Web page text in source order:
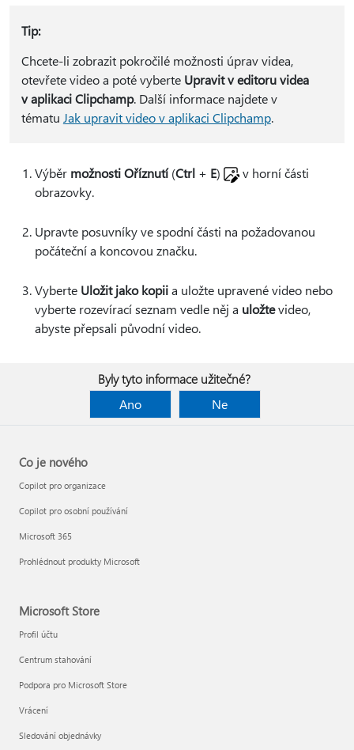
Tip:
Chcete-li zobrazit pokročilé možnosti úprav videa,
otevřete video a poté vyberte Upravit v editoru videa
v aplikaci Clipchamp. Další informace najdete v
tématu Jak upravit video v aplikaci Clipchamp.
Výběr možnosti Oříznutí(Ctrl + E)
v horní části
obrazovky.
Upravte posuvníky ve spodní části na požadovanou
počáteční a koncovou značku.
Vyberte Uložit jako kopiia uložte upravené video nebo
vyberte rozevírací seznam vedle něj a uložtevideo,
abyste přepsali původní video.
Byly tyto informace užitečné?
Ano
Ne
Co je nového
Copilot pro organizace
Copilot pro osobní používání
Microsoft 365
Prohlédnout produkty Microsoft
Microsoft Store
Profil účtu
Centrum stahování
Podpora pro Microsoft Store
Vrácení
Sledování objednávky